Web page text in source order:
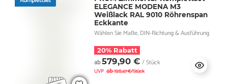
ELEGANCE MODENA M3
Weißlack RAL 9010 Röhrenspan
Eckkante
Wählen Sie Maße, DIN-Richtung & Ausführung
20% Rabatt
ab579,90 € / Stück
UVP ab728,47 €/Stück